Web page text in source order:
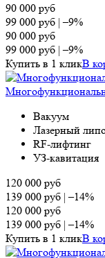
90 000 руб
99 000 руб |–9%
90 000 руб
99 000 руб |–9%
Купить в 1 кликВ
Вакуум
Лазерный
RF-лифтинг
УЗ-кавитация
120 000 руб
139 000 руб |–14%
120 000 руб
139 000 руб |–14%
Купить в 1 кликВ